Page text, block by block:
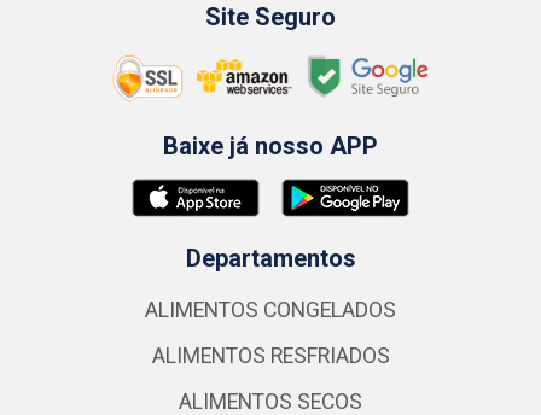
Site Seguro
Baixe já nosso APP
Departamentos
ALIMENTOS CONGELADOS
ALIMENTOS RESFRIADOS
ALIMENTOS SECOS